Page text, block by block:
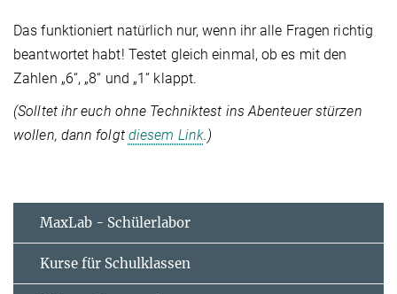
Das funktioniert natürlich nur, wenn ihr alle Fragen richtig
beantwortet habt! Testet gleich einmal, ob es mit den
Zahlen „6“, „8“ und „1“ klappt.
(Solltet ihr euch ohne Techniktest ins Abenteuer stürzen
wollen, dann folgt diesem Link.)
MaxLab - Schülerlabor
Kurse für Schulklassen